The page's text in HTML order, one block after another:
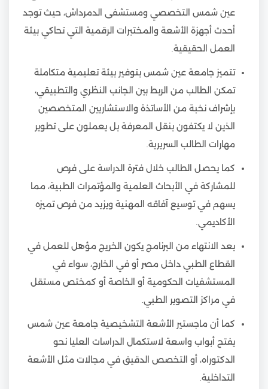
عين شمس التخصصي ومستشفى الدمرداش، حيث توجد
أحدث أجهزة الأشعة والمختبرات الرقمية التي تحاكي بيئة
العمل الحقيقية.
تتميز جامعة عين شمس بتوفير بيئة تعليمية متكاملة
تمكن الطالب من الربط بين الجانب النظري والتطبيقي،
بإشراف نخبة من الأساتذة والاستشاريين المتخصصين
الذين لا يكتفون بنقل المعرفة بل يعملون على تطوير
مهارات الطالب السريرية.
كما يحصل الطالب خلال فترة الدراسة على فرص
للمشاركة في الأبحاث العلمية والمؤتمرات الطبية، مما
يسهم في توسيع آفاقه المهنية ويزيد من فرص تميزه
الأكاديمي.
بعد الانتهاء من البرنامج يكون الخريج مؤهل للعمل في
القطاع الطبي داخل مصر أو في الخارج، سواء في
المستشفيات الحكومية أو الخاصة أو كمختص مستقل
في مراكز التصوير الطبي.
كما أن ماجستير الأشعة التشخيصية جامعة عين شمس
يفتح أبواب واسعة لاستكمال الدراسات العليا نحو
الدكتوراه، أو التخصص الدقيق في مجالات مثل الأشعة
التداخلية.